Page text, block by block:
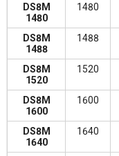
DS8M
1480
1480
DS8M
1488
1488
DS8M
1520
1520
DS8M
1600
1600
DS8M
1640
1640